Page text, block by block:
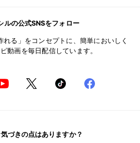
ルの公式SNSをフォロー
れる」をコンセプトに、簡単においしく
動画を毎日配信しています。
づきの点はありますか？